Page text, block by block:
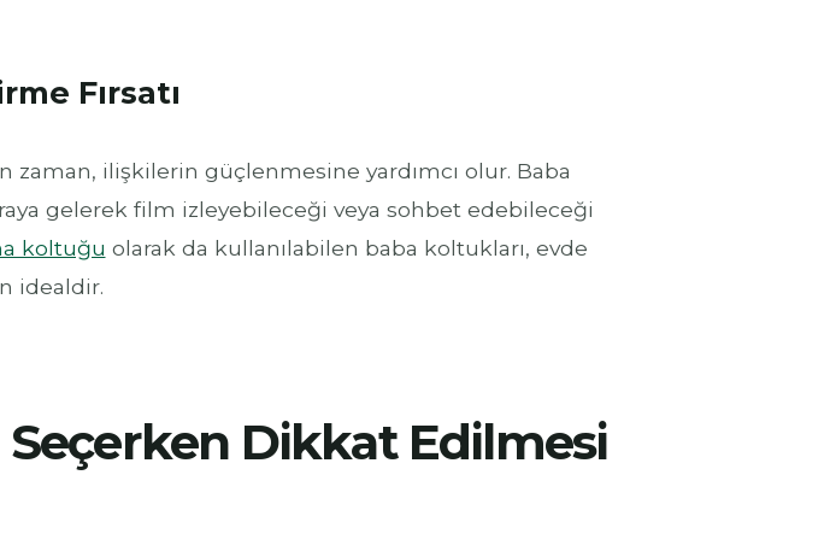
Fırsatı
ilişkilerin güçlenmesine yardımcı olur. Baba
gelerek film izleyebileceği veya sohbet edebileceği
koltuğu olarak da kullanılabilen baba koltukları, evde
idealdir.
Dikkat Edilmesi